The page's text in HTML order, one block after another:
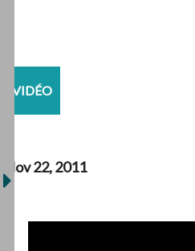
VIDÉO
Nov 22, 2011